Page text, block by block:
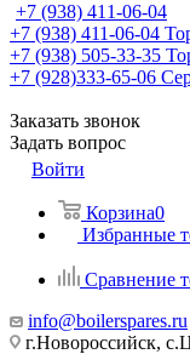
+7 (938) 411-06-04
+7 (938) 411-06-04
+7 (938) 505-33-35
+7 (928)333-65-06
Заказать звонок
Задать вопрос
Войти
Корзина0
Избранные
Сравнение
info@boilerspares.ru
г.Новороссийск,